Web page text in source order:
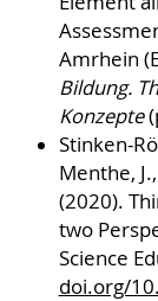
Amrhein
Bildung.
Konzepte
Stinken-
Menthe,
(2020).
two
Science
doi.org/